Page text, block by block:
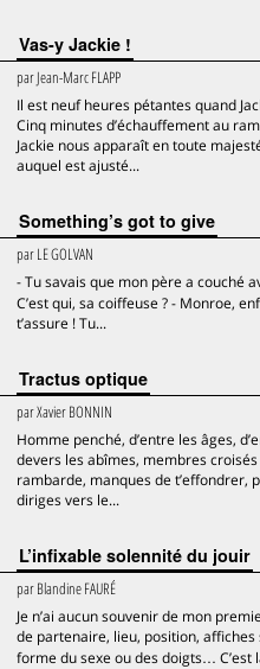
Vas-y Jackie !
parJean-Marc FLAPP
Il est neuf heures pétantes quand
Cinq minutes d’échauffement au
Jackie nous apparaît en toute
auquel est ajusté...
Something’s got to give
parLE GOLVAN
- Tu savais que mon père a couché
C’est qui, sa coiffeuse ? - Monroe,
t’assure ! Tu...
Tractus optique
parXavier BONNIN
Homme penché, d’entre les âges,
devers les abîmes, membres
rambarde, manques de t’effondrer,
diriges vers le...
L’infixable solennité du jouir
parBlandine FAURÉ
Je n’ai aucun souvenir de mon
de partenaire, lieu, position,
forme du sexe ou des doigts… C’est